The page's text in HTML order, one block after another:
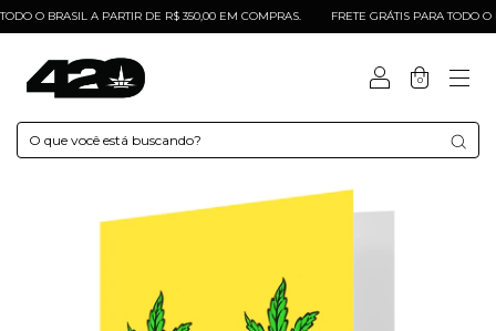
O BRASIL A PARTIR DE R$ 350,00 EM COMPRAS. FRETE GRÁTIS PARA TODO O
0